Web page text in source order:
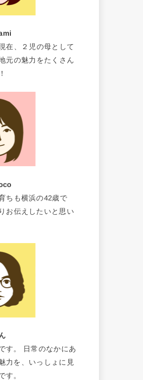
在、２児の母として
元の魅力をたくさん
ちも横浜の42歳で
お伝えしたいと思い
す。 日常のなかにあ
力を、いっしょに見
す。